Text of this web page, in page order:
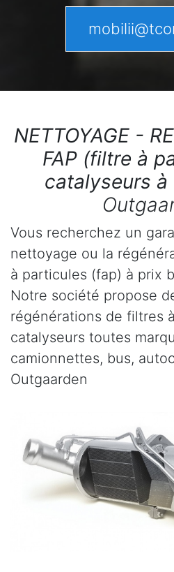
NETTOYAGE -
FAP (filtre à
catalyseurs à
Vous recherchez un
nettoyage ou la
à particules (fap) à prix
Notre société propose
régénérations de filtres
catalyseurs toutes
camionnettes, bus,
Outgaarden